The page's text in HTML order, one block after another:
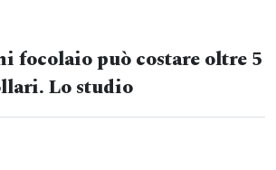
focolaio può costare oltre 5
Lo studio